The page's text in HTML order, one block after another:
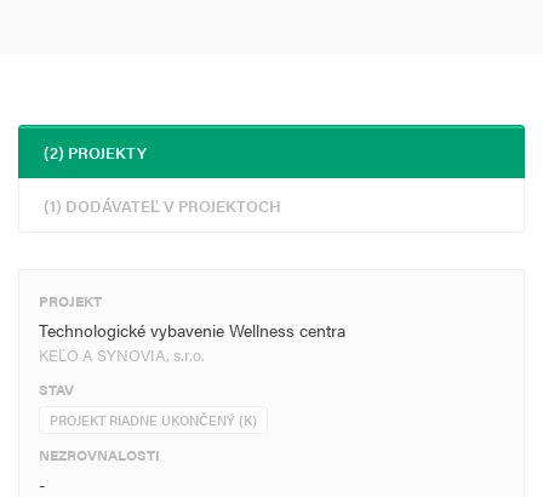
(2) PROJEKTY
(1) DODÁVATEĽ V PROJEKTOCH
PROJEKT
Technologické vybavenie Wellness centra
KEĽO A SYNOVIA, s.r.o.
STAV
PROJEKT RIADNE UKONČENÝ (K)
NEZROVNALOSTI
-